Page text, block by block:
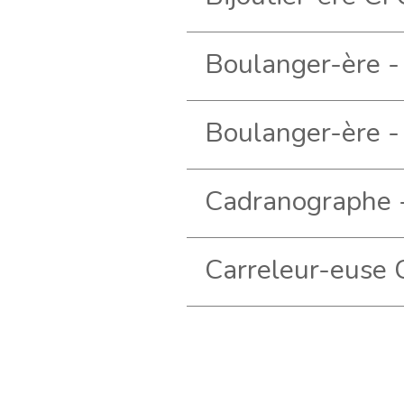
Carreleur-euse